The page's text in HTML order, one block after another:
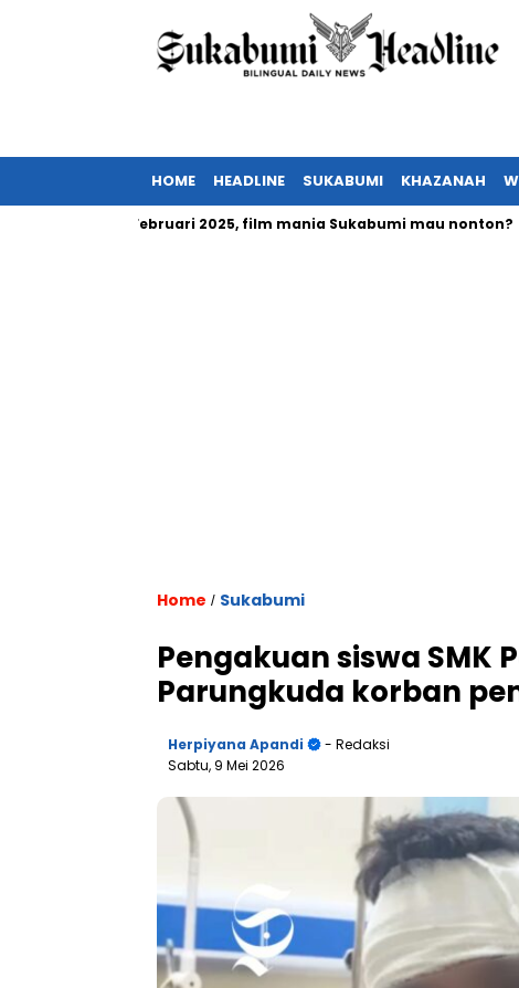
HOME HEADLINE SUKABUMI KHAZANAH
tayang Februari 2025, film mania Sukabumi mau nonton?
Home / Sukabumi
Pengakuan siswa SMK
Parungkuda korban
Herpiyana Apandi
- Redaksi
Sabtu, 9 Mei 2026